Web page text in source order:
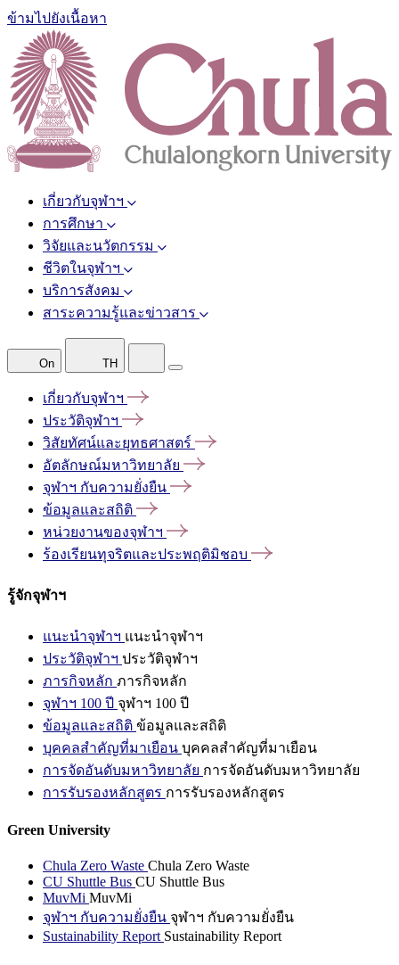
ข้ามไปยังเนื้อหา
เกี่ยวกับจุฬาฯ
การศึกษา
วิจัยและนวัตกรรม
ชีวิตในจุฬาฯ
บริการสังคม
สาระความรู้และข่าวสาร
On TH
เกี่ยวกับจุฬาฯ
ประวัติจุฬาฯ
วิสัยทัศน์และยุทธศาสตร์
อัตลักษณ์มหาวิทยาลัย
จุฬาฯ กับความยั่งยืน
ข้อมูลและสถิติ
หน่วยงานของจุฬาฯ
ร้องเรียนทุจริตและประพฤติมิชอบ
รู้จักจุฬาฯ
แนะนำจุฬาฯ แนะนำจุฬาฯ
ประวัติจุฬาฯ ประวัติจุฬาฯ
ภารกิจหลัก ภารกิจหลัก
จุฬาฯ 100 ปี จุฬาฯ 100 ปี
ข้อมูลและสถิติ ข้อมูลและสถิติ
บุคคลสำคัญที่มาเยือน บุคคลสำคัญที่มาเยือน
การจัดอันดับมหาวิทยาลัย การจัดอันดับมหาวิทยาลัย
การรับรองหลักสูตร การรับรองหลักสูตร
Green University
Chula Zero Waste Chula Zero Waste
CU Shuttle Bus CU Shuttle Bus
MuvMi MuvMi
จุฬาฯ กับความยั่งยืน จุฬาฯ กับความยั่งยืน
Sustainability Report Sustainability Report